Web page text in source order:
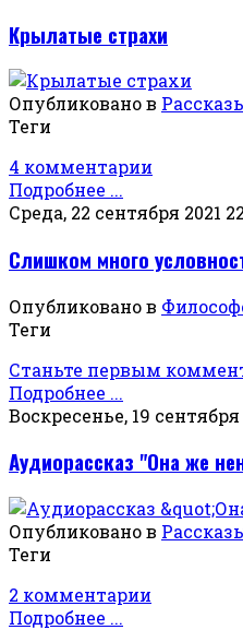
Крылатые страхи
Опубликовано в
Теги
4 комментарии
Подробнее ...
Среда, 22 сентября 2021
Слишком много
Опубликовано в
Теги
Станьте первым
Подробнее ...
Воскресенье, 19 сентября
Аудиорассказ "Она же
Опубликовано в
Теги
2 комментарии
Подробнее ...